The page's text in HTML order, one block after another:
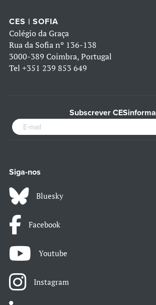
CES | SOFIA
Colégio da Graça
Rua da Sofia nº 136-138
3000-389 Coimbra, Portugal
Tel +351 239 853 649
Subscrever CESinforma
Siga-nos
Bluesky
Facebook
Youtube
Instagram